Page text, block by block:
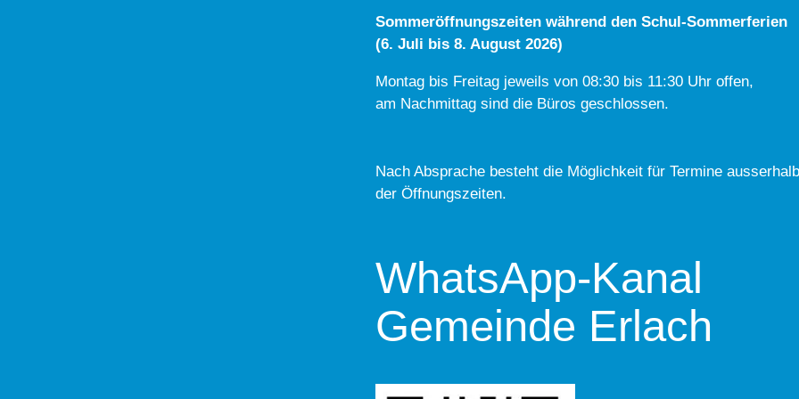
Sommeröffnungszeiten während den Schul-Sommerferien
(6. Juli bis 8. August 2026)
Montag bis Freitag jeweils von 08:30 bis 11:30 Uhr offen,
am Nachmittag sind die Büros geschlossen.
Nach Absprache besteht die Möglichkeit für Termine
der Öffnungszeiten.
WhatsApp-Kanal
Gemeinde Erlach